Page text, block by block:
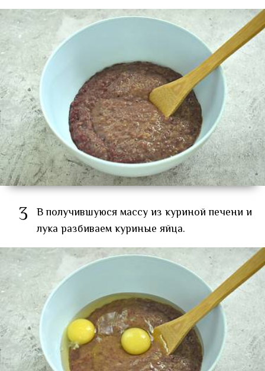
3 В получившуюся массу из куриной печени и
лука разбиваем куриные яйца.